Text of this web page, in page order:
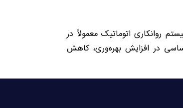
روانکاری اتوماتیک معمولاً در
در افزایش بهره‌وری، کاهش